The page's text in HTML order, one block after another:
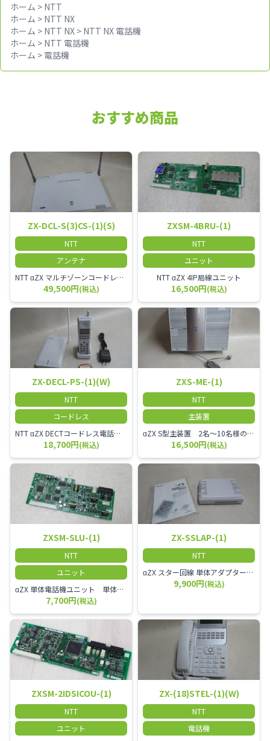
ホーム > NTT
ホーム > NTT NX
ホーム > NTT NX > NTT NX 電話機
ホーム > NTT 電話機
ホーム > 電話機
おすすめ商品
ZX-DCL-S(3)CS-(1)(S)
NTT
アンテナ
NTT αZX マルチゾーンコードレススター増設アンテナ
49,500円(税込)
ZXSM-4BRU-(1)
NTT
ユニット
NTT αZX 4IP局線ユニット
16,500円(税込)
ZX-DECL-PS-(1)(W)
NTT
コードレス
NTT αZX DECTコードレス電話機 電波方式がDECTで、 防水機能（IPX4:あらゆる方向からの水の飛まつを受けても有害な影響を受けない。)を備えた 接続装置と子機の一対シングルゾーンコードレスです。
18,700円(税込)
ZXS-ME-(1)
NTT
主装置
αZX S型主装置 2名～10名様のオフィスに適しております。
16,500円(税込)
ZXSM-SLU-(1)
NTT
ユニット
αZX 単体電話機ユニット 単体電話機、複合機、ドアホン等、 2台分収容可能にするユニット
7,700円(税込)
ZX-SSLAP-(1)
NTT
αZX スター回線 単体アダプター 受付電話機、ドアホン、FAX等を1台収容できる装置です。
9,900円(税込)
ZXSM-2IDSICOU-(1)
NTT
ユニット
ZX-(18)STEL-(1)(W)
NTT
電話機